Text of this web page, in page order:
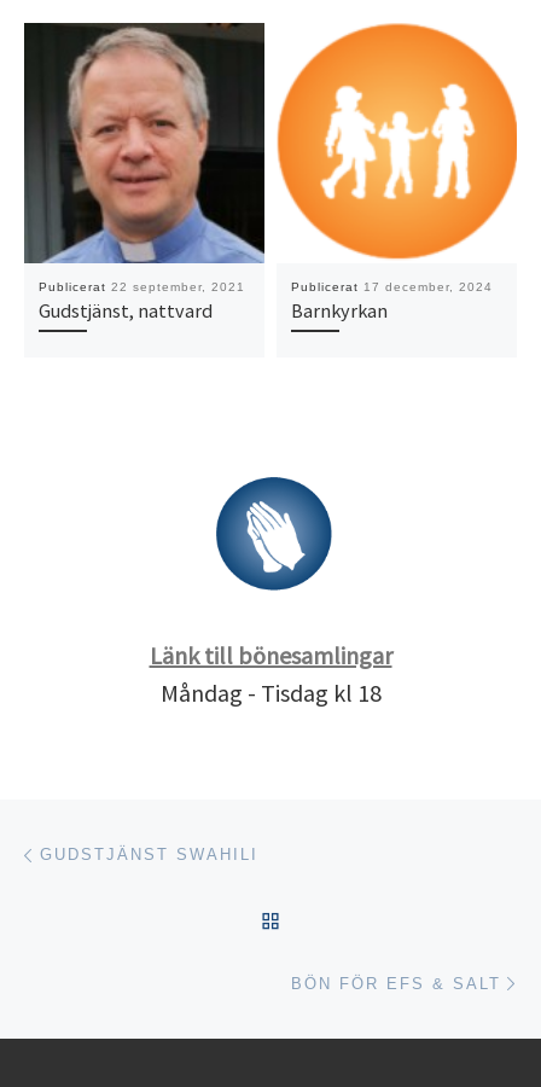
Publicerat 22 september, 2021
Gudstjänst, nattvard
Publicerat 17 december, 2024
Barnkyrkan
Länk till bönesamlingar
Måndag - Tisdag kl 18
Inläggsnavigering
GUDSTJÄNST SWAHILI
BÖN FÖR EFS & SALT